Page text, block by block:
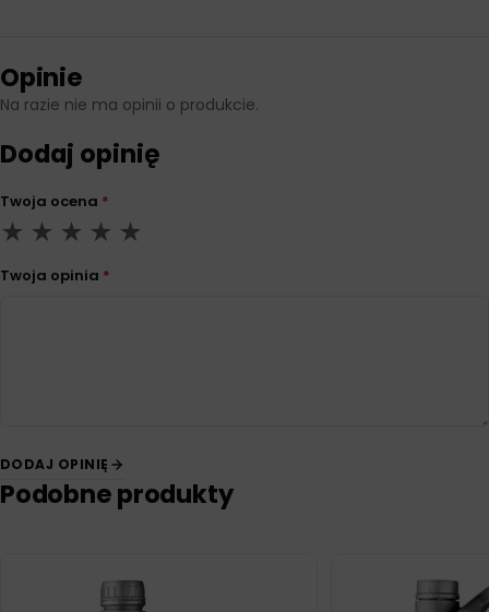
Opinie
Na razie nie ma opinii o produkcie.
Dodaj opinię
Twoja ocena *
Twoja opinia *
DODAJ OPINIĘ
Podobne produkty